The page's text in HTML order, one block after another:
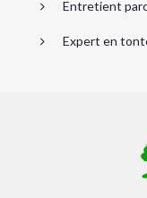
Entretient
Expert en